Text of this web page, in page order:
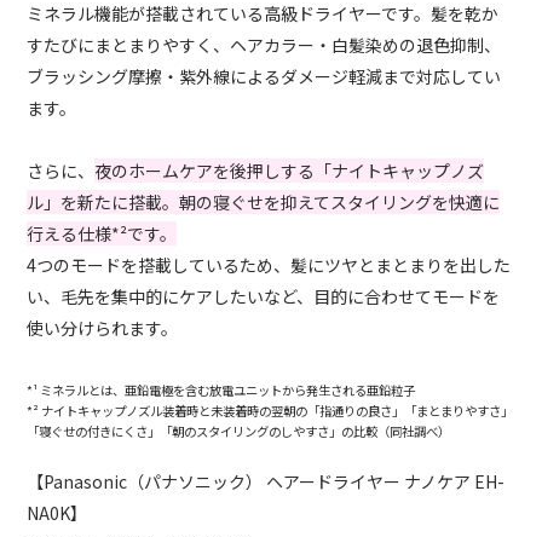
ミネラル機能が搭載されている高級ドライヤーです。髪を乾か
すたびにまとまりやすく、ヘアカラー・白髪染めの退色抑制、
ブラッシング摩擦・紫外線によるダメージ軽減まで対応してい
ます。
さらに、 夜のホームケアを後押しする「ナイトキャップノズ
ル」を新たに搭載。朝の寝ぐせを抑えてスタイリングを快適に
行える仕様*²です。
4つのモードを搭載しているため、髪にツヤとまとまりを出した
い、毛先を集中的にケアしたいなど、目的に合わせてモードを
使い分けられます。
*¹ ミネラルとは、亜鉛電極を含む放電ユニットから発生される亜鉛粒子
*² ナイトキャップノズル装着時と未装着時の翌朝の「指通りの良さ」「まとまりやすさ」
「寝ぐせの付きにくさ」「朝のスタイリングのしやすさ」の比較（同社調べ）
【Panasonic（パナソニック） ヘアードライヤー ナノケア EH-
NA0K】